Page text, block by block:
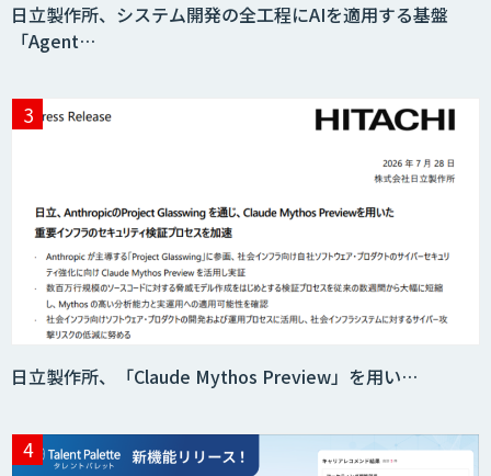
日立製作所、システム開発の全工程にAIを適用する基盤
「Agent…
日立製作所、「Claude Mythos Preview」を用い…